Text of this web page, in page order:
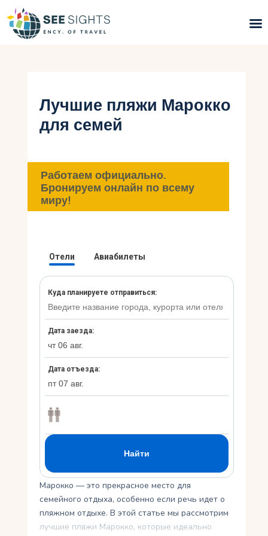
Горящие туры
Типы Туров
Инфо
Блог
Укр
Лучшие пляжи Марокко
для семей
Работаем официально.
Бронируем онлайн по всему
миру!
Марокко — это прекрасное место для
семейного отдыха, особенно если речь идет о
пляжном отдыхе. В этой статье мы рассмотрим
лучшие пляжи Марокко, которые идеально